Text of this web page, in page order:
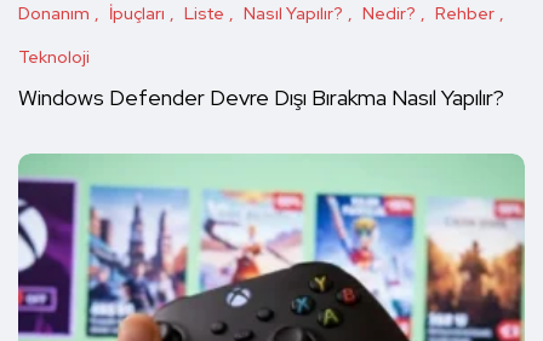
Donanım İpuçları Liste Nasıl Yapılır? Nedir?
Rehber
Teknoloji
Windows Defender Devre Dışı Bırakma Nasıl Yapılır?